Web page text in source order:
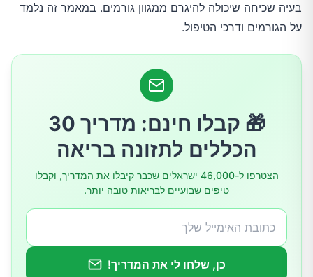
איך מטפלים בכפות רגליים מסריחות
בעיה שכיחה שיכולה להיגרם ממגוון גורמים. במאמר זה נלמד
על הגורמים ודרכי הטיפול.
🎁 קבלו חינם: מדריך 30
הכללים לתזונה בריאה
הצטרפו ל-46,000 ישראלים שכבר קיבלו את המדריך, וקבלו
טיפים שבועיים לבריאות טובה יותר.
כן, שלחו לי את המדריך!